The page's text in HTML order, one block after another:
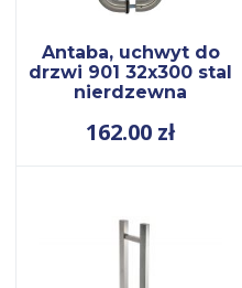
Antaba, uchwyt do
drzwi 901 32x300 stal
nierdzewna
162.00 zł